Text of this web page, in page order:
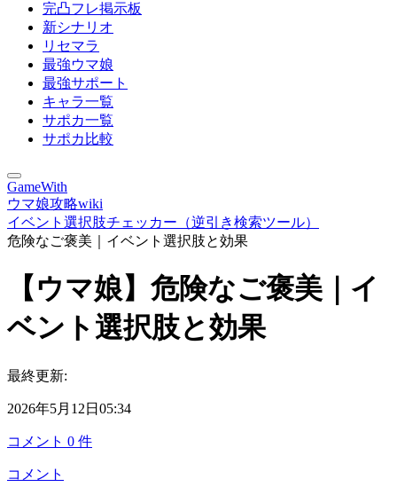
完凸フレ掲示板
新シナリオ
リセマラ
最強ウマ娘
最強サポート
キャラ一覧
サポカ一覧
サポカ比較
GameWith
ウマ娘攻略wiki
イベント選択肢チェッカー（逆引き検索ツール）
危険なご褒美｜イベント選択肢と効果
【ウマ娘】危険なご褒美｜イ
ベント選択肢と効果
最終更新:
2026年5月12日05:34
コメント 0 件
コメント